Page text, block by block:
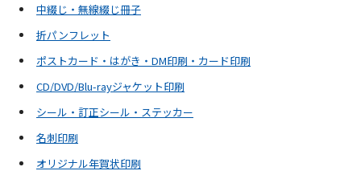
中綴じ・無線綴じ冊子
折パンフレット
ポストカード・はがき・DM印刷・カード印刷
CD/DVD/Blu-rayジャケット印刷
シール・訂正シール・ステッカー
名刺印刷
オリジナル年賀状印刷